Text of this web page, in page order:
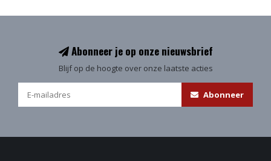
Abonneer je op onze nieuwsbrief
Blijf op de hoogte over onze laatste acties
Abonneer